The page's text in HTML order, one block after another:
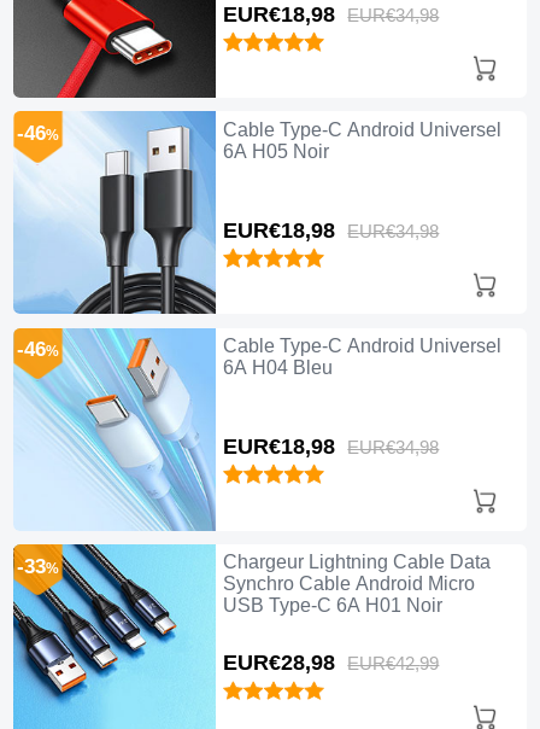
EUR€18,98 EUR€34,98
Cable Type-C Android Universel
6A H05 Noir
EUR€18,98 EUR€34,98
-46%
Cable Type-C Android Universel
6A H04 Bleu
EUR€18,98 EUR€34,98
-46%
Chargeur Lightning Cable Data
Synchro Cable Android Micro
USB Type-C 6A H01 Noir
EUR€28,98 EUR€42,99
-33%